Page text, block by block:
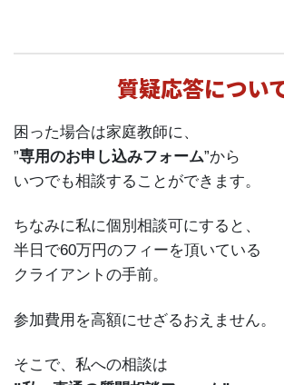
質疑応答につい
困った場合は家庭教師に、
”専用のお申し込みフォーム”から
いつでも相談することができます。
ちなみに私に個別相談可にすると、
半日で60万円のフィーを頂いている
クライアントの手前。
参加費用を高額にせざるおえません。
そこで、私への相談は